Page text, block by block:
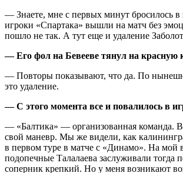
— Знаете, мне с первых минут бросилось в
игроки «Спартака» вышли на матч без
пошло не так. А тут еще и удаление
— Его фол на Бевееве тянул на красную
— Повторы показывают, что да. По
это удаление.
— С этого момента все и повалилось в
— «Балтика» — организованная команда.
свой маневр. Мы же видели, как
в первом туре в матче с «Динамо». На мой
подопечные Талалаева заслуживали тогда
соперник крепкий. Но у меня возникают